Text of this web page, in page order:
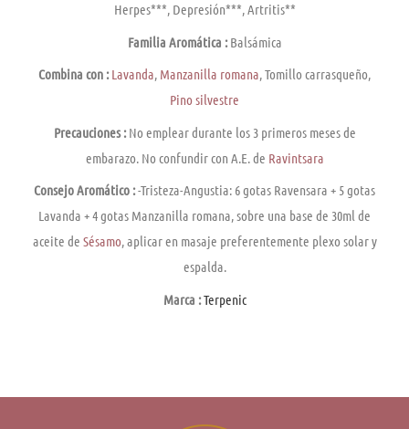
Herpes***, Depresión***, Artritis**
Familia Aromática :Balsámica
Combina con : Lavanda, Manzanilla romana, Tomillo carrasqueño,
Pino silvestre
Precauciones :No emplear durante los 3 primeros meses de
embarazo. No confundir con A.E. de Ravintsara
Consejo Aromático :-Tristeza-Angustia: 6 gotas Ravensara + 5 gotas
Lavanda + 4 gotas Manzanilla romana, sobre una base de 30ml de
aceite de Sésamo, aplicar en masaje preferentemente plexo solar y
espalda.
Marca :Terpenic